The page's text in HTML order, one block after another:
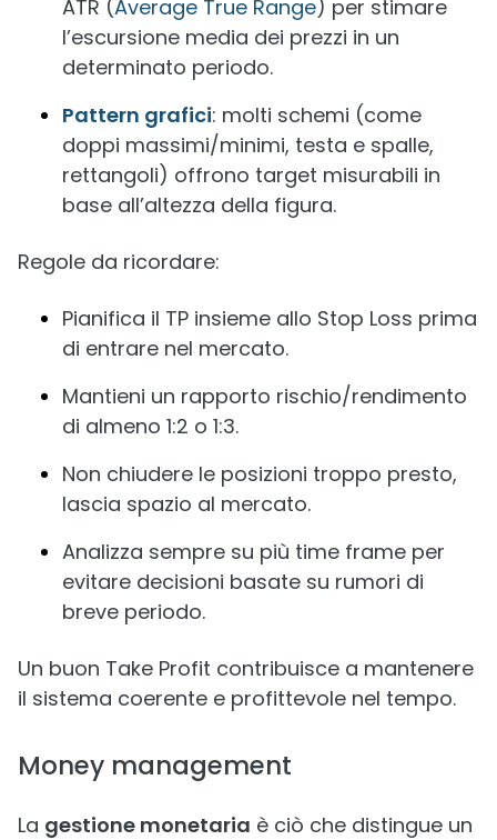
ATR (Average True Range) per stimare
l’escursione media dei prezzi in un
determinato periodo.
Pattern grafici: molti schemi (come
doppi massimi/minimi, testa e spalle,
rettangoli) offrono target misurabili in
base all’altezza della figura.
Regole da ricordare:
Pianifica il TP insieme allo Stop Loss prima
di entrare nel mercato.
Mantieni un rapporto rischio/rendimento
di almeno 1:2 o 1:3.
Non chiudere le posizioni troppo presto,
lascia spazio al mercato.
Analizza sempre su più time frame per
evitare decisioni basate su rumori di
breve periodo.
Un buon Take Profit contribuisce a mantenere
il sistema coerente e profittevole nel tempo.
Money management
La gestione monetaria è ciò che distingue un